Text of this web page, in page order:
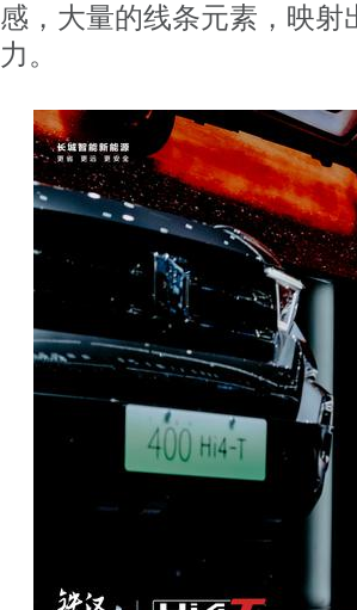
感，大量的线条元素，映
力。